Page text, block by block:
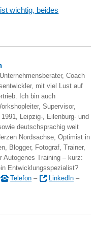
wichtig, beides
Coach
mit viel Lust auf
Ich bin auch
Supervisor,
Leipzig-, Eilenburg- und
deutschsprachig weit
Nordsachse, Optimist in
Blogger, Fotograf, Trainer,
Autogenes Training – kurz:
Entwicklungsspezialist?
Telefon – LinkedIn –